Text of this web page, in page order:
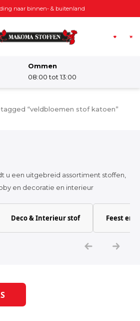
naar binnen- & buitenland
Ommen
08:00 tot 13:00
Damesstoffen
Katoen
Tijdpakker stof
“veldbloemen stof katoen”
u een uitgebreid assortiment stoffen,
en decoratie en interieur
Deco & Interieur stof Feest en